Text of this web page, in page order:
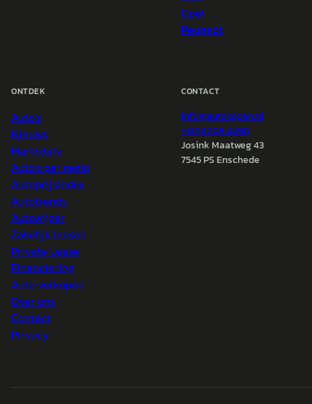
Opel
Peugeot
ONTDEK
Auto's
Nieuws
Marktdata
Auto's per regio
Autoprijsindex
Autotrends
Autowijzer
Zakelijk leasen
Private Lease
Financiering
Auto verkopen
Over ons
Contact
Privacy
CONTACT
info@autokopen.nl
+31 53 208 4490
Josink Maatweg 43
7545 PS Enschede